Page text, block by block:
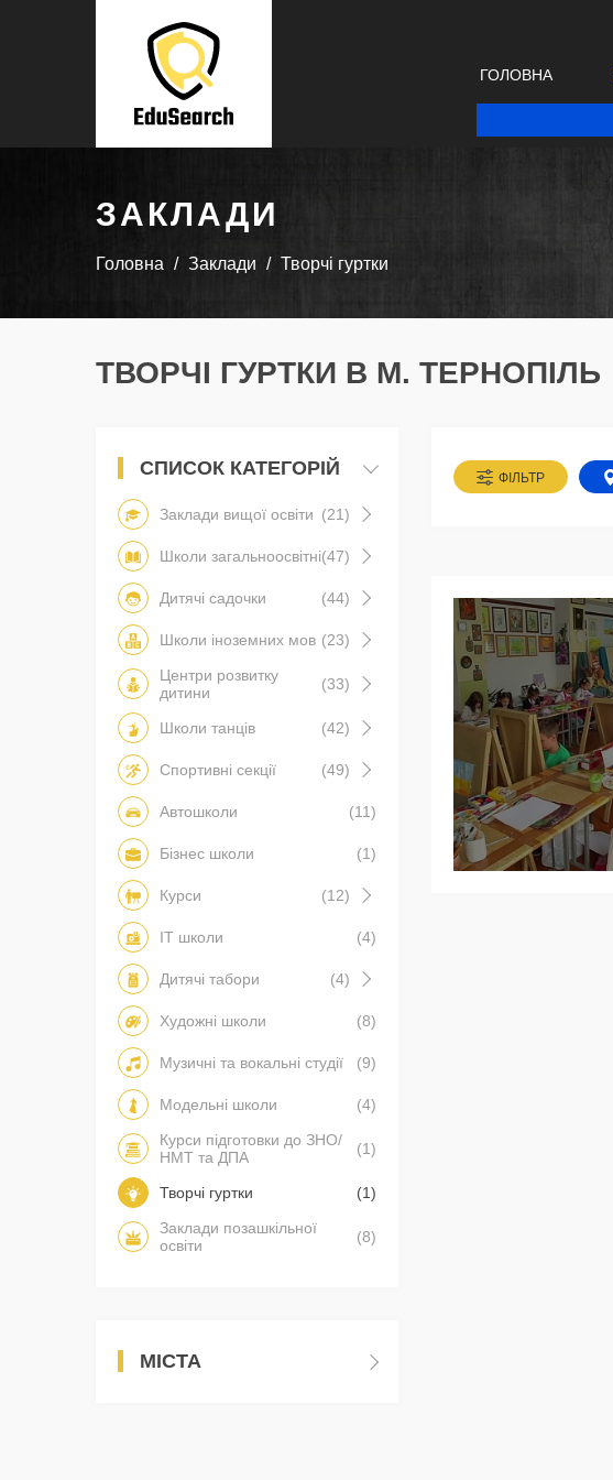
ГОЛОВНА
ЗАКЛАДИ
Головна Заклади Творчі гуртки
ТВОРЧІ ГУРТКИ В М. ТЕРНОПІЛЬ
ФІЛЬТР
СПИСОК КАТЕГОРІЙ
Заклади вищої освіти (21)
Школи загальноосвітні(47)
Дитячі садочки (44)
Школи іноземних мов (23)
Центри розвитку
дитини
(33)
Школи танців (42)
Спортивні секції (49)
Автошколи (11)
Бізнес школи (1)
Курси (12)
IT школи (4)
Дитячі табори (4)
Художні школи (8)
Музичні та вокальні студії (9)
Модельні школи
(4)
Курси підготовки до ЗНО/
НМТ та ДПА
(1)
Творчі гуртки
(1)
Заклади позашкільної
освіти
(8)
МІСТА